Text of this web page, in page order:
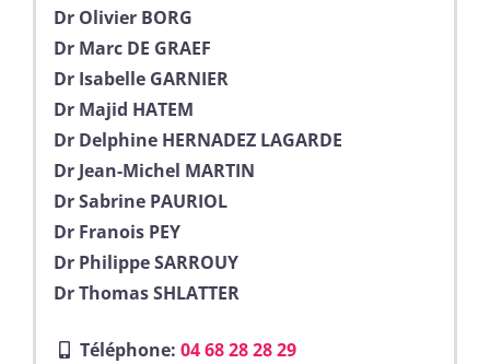
Dr Olivier BORG
Dr Marc DE GRAEF
Dr Isabelle GARNIER
Dr Majid HATEM
Dr Delphine HERNADEZ LAGARDE
Dr Jean-Michel MARTIN
Dr Sabrine PAURIOL
Dr Franois PEY
Dr Philippe SARROUY
Dr Thomas SHLATTER
Téléphone: 04 68 28 28 29